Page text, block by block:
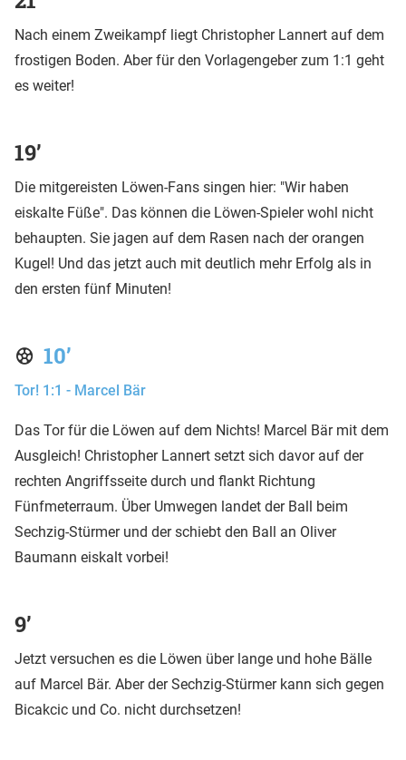
Nach einem Zweikampf liegt Christopher Lannert auf dem
frostigen Boden. Aber für den Vorlagengeber zum 1:1 geht
es weiter!
19’
Die mitgereisten Löwen-Fans singen hier: "Wir haben
eiskalte Füße". Das können die Löwen-Spieler wohl nicht
behaupten. Sie jagen auf dem Rasen nach der orangen
Kugel! Und das jetzt auch mit deutlich mehr Erfolg als in
den ersten fünf Minuten!
10’
Tor! 1:1 - Marcel Bär
Das Tor für die Löwen auf dem Nichts! Marcel Bär mit dem
Ausgleich! Christopher Lannert setzt sich davor auf der
rechten Angriffsseite durch und flankt Richtung
Fünfmeterraum. Über Umwegen landet der Ball beim
Sechzig-Stürmer und der schiebt den Ball an Oliver
Baumann eiskalt vorbei!
9’
Jetzt versuchen es die Löwen über lange und hohe Bälle
auf Marcel Bär. Aber der Sechzig-Stürmer kann sich gegen
Bicakcic und Co. nicht durchsetzen!